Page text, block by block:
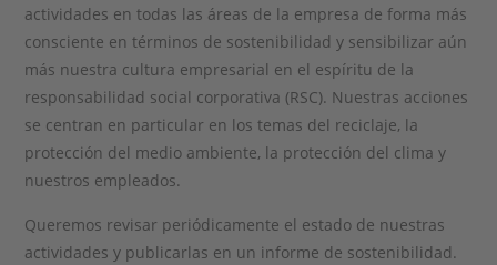
actividades en todas las áreas de la empresa de forma más
consciente en términos de sostenibilidad y sensibilizar aún
más nuestra cultura empresarial en el espíritu de la
responsabilidad social corporativa (RSC). Nuestras acciones
se centran en particular en los temas del reciclaje, la
protección del medio ambiente, la protección del clima y
nuestros empleados.
Queremos revisar periódicamente el estado de nuestras
actividades y publicarlas en un informe de sostenibilidad.